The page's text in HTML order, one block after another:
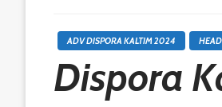
ADV DISPORA KALTIM 2024
Dispora